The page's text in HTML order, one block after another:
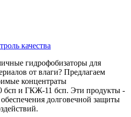
качества
гидрофобизаторы для
от влаги? Предлагаем
концентраты
бсп и ГКЖ-11 бсп. Эти продукты -
долговечной защиты